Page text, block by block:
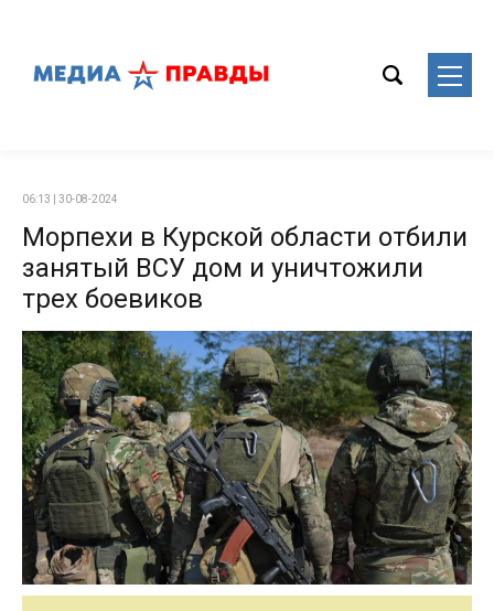
06:13 | 30-08-2024
Морпехи в Курской области отбили
занятый ВСУ дом и уничтожили
трех боевиков